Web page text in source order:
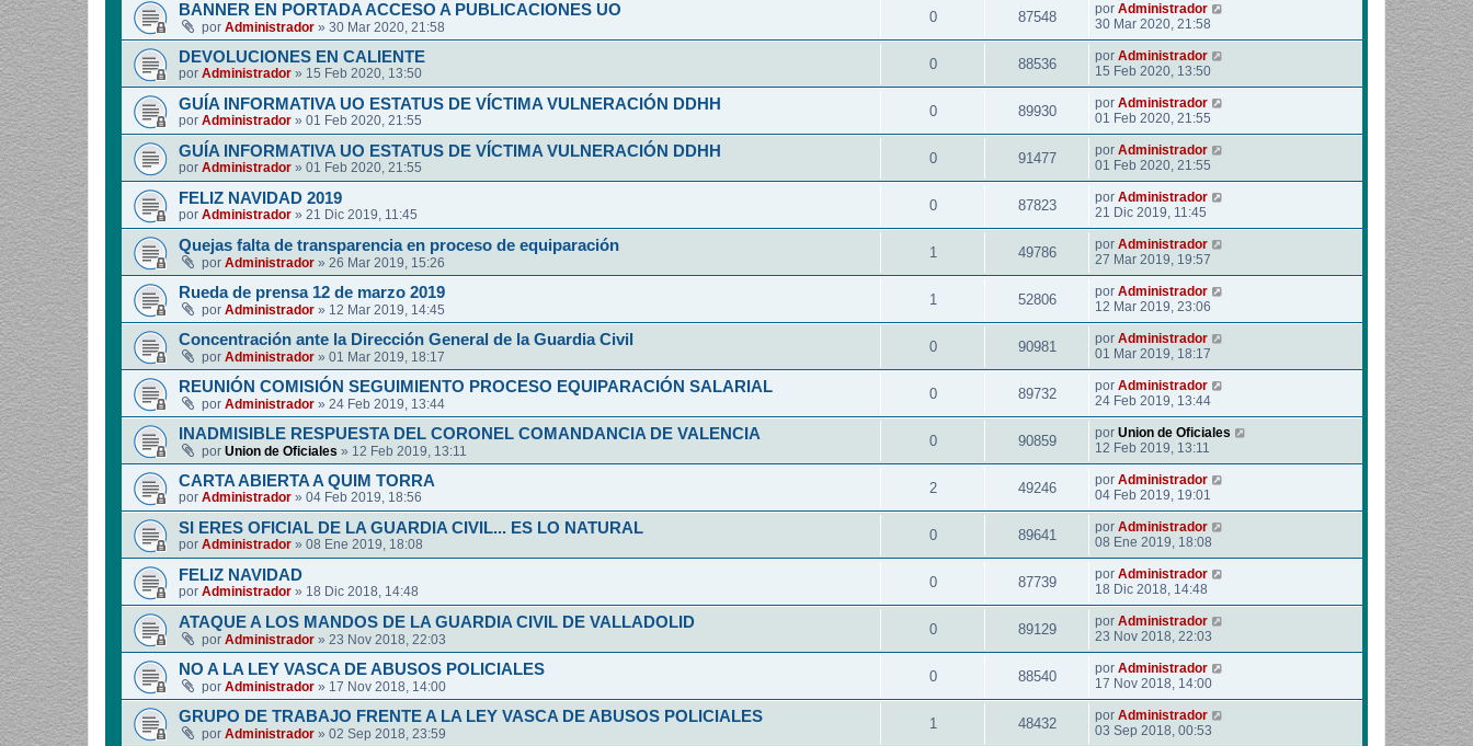
BANNER EN PORTADA ACCESO A PUBLICACIONES UO
por Administrador » 30 Mar 2020, 21:58
0 87548 por Administrador
30 Mar 2020, 21:58
DEVOLUCIONES EN CALIENTE
por Administrador » 15 Feb 2020, 13:50
0 88536 por Administrador
15 Feb 2020, 13:50
GUÍA INFORMATIVA UO ESTATUS DE VÍCTIMA VULNERACIÓN DDHH
por Administrador » 01 Feb 2020, 21:55
0 89930 por Administrador
01 Feb 2020, 21:55
GUÍA INFORMATIVA UO ESTATUS DE VÍCTIMA VULNERACIÓN DDHH
por Administrador » 01 Feb 2020, 21:55
0 91477 por Administrador
01 Feb 2020, 21:55
FELIZ NAVIDAD 2019
por Administrador » 21 Dic 2019, 11:45
0 87823 por Administrador
21 Dic 2019, 11:45
Quejas falta de transparencia en proceso de equiparación
por Administrador » 26 Mar 2019, 15:26
1 49786 por Administrador
27 Mar 2019, 19:57
Rueda de prensa 12 de marzo 2019
por Administrador » 12 Mar 2019, 14:45
1 52806 por Administrador
12 Mar 2019, 23:06
Concentración ante la Dirección General de la Guardia Civil
por Administrador » 01 Mar 2019, 18:17
0 90981 por Administrador
01 Mar 2019, 18:17
REUNIÓN COMISIÓN SEGUIMIENTO PROCESO EQUIPARACIÓN SALARIAL
por Administrador » 24 Feb 2019, 13:44
0 89732 por Administrador
24 Feb 2019, 13:44
INADMISIBLE RESPUESTA DEL CORONEL COMANDANCIA DE VALENCIA
por Union de Oficiales » 12 Feb 2019, 13:11
0 90859 por Union de Oficiales
12 Feb 2019, 13:11
CARTA ABIERTA A QUIM TORRA
por Administrador » 04 Feb 2019, 18:56
2 49246 por Administrador
04 Feb 2019, 19:01
SI ERES OFICIAL DE LA GUARDIA CIVIL... ES LO NATURAL
por Administrador » 08 Ene 2019, 18:08
0 89641 por Administrador
08 Ene 2019, 18:08
FELIZ NAVIDAD
por Administrador » 18 Dic 2018, 14:48
0 87739 por Administrador
18 Dic 2018, 14:48
ATAQUE A LOS MANDOS DE LA GUARDIA CIVIL DE VALLADOLID
por Administrador » 23 Nov 2018, 22:03
0 89129 por Administrador
23 Nov 2018, 22:03
NO A LA LEY VASCA DE ABUSOS POLICIALES
por Administrador » 17 Nov 2018, 14:00
0 88540 por Administrador
17 Nov 2018, 14:00
GRUPO DE TRABAJO FRENTE A LA LEY VASCA DE ABUSOS POLICIALES
por Administrador » 02 Sep 2018, 23:59
1 48432 por Administrador
03 Sep 2018, 00:53